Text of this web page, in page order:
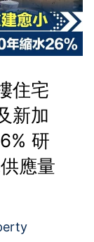
住宅
新加
研
應量